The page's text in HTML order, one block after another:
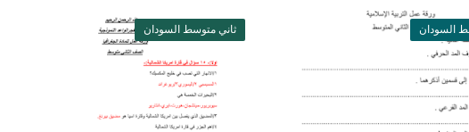
السودان ثاني متوسط السودان